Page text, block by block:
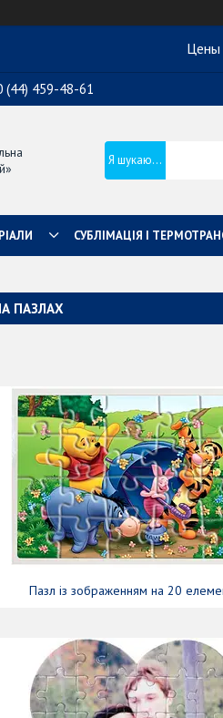
Цены
(44) 459-48-61
СУБЛІМАЦІЯ І
ПАЗЛАХ
Пазл із зображенням на 20